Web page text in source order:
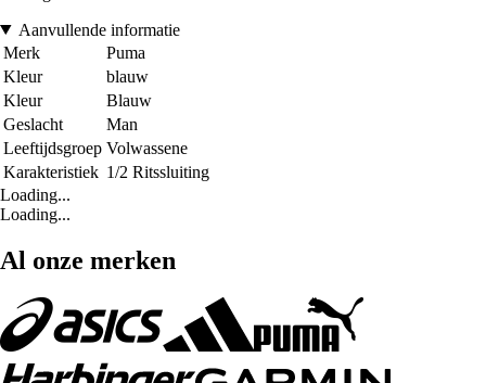
Aanvullende informatie
Merk
Puma
Kleur
blauw
Kleur
Blauw
Geslacht
Man
Leeftijdsgroep Volwassene
Karakteristiek 1/2 Ritssluiting
Loading...
Loading...
Al onze merken